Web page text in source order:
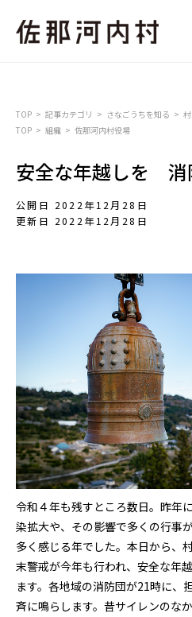
TOP 記事カテゴリ さなごうちを知る
TOP
組織 佐那河内村役場
安全な年越しを 消
公開日 2022年12月28日
更新日 2022年12月28日
令和４年も残すところ数日。昨年
染拡大や、その影響で多くの行事
多く感じる年でした。本日から、
末警戒が今年も行われ、安全な年
ます。各地域の消防団が21時に、
斉に鳴らします。昔サイレンのな